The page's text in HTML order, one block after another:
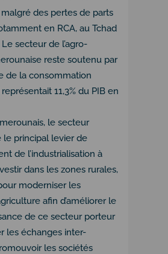
malgré des pertes de parts
en RCA, au Tchad
secteur de l’agro-
reste soutenu par
de la consommation
11,3% du PIB en
le secteur
le principal levier de
de l’industrialisation à
dans les zones rurales,
moderniser les
afin d’améliorer le
de ce secteur porteur
les échanges inter-
les sociétés